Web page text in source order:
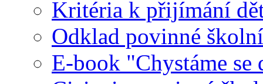
Kritéria k přijímání
Odklad povinné
E-book "Chystáme